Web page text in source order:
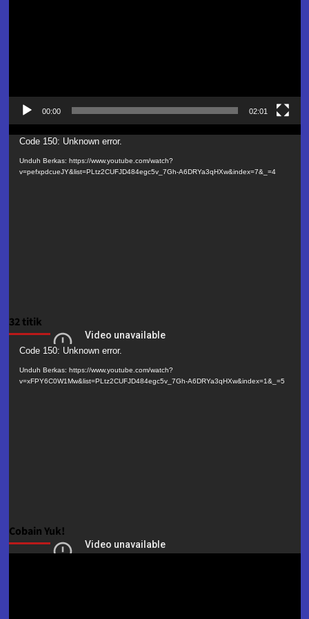
00:00 02:01
Pemutar
Video
Code 150: Unknown error.
Unduh Berkas: https://www.youtube.com/watch?
v=pefxpdcueJY&list=PLtz2CUFJD484egc5v_7Gh-A6DRYa3qHXw&index=7&_=4
32 titik
Pemutar
Video
Code 150: Unknown error.
Unduh Berkas: https://www.youtube.com/watch?
v=xFPY6C0W1Mw&list=PLtz2CUFJD484egc5v_7Gh-A6DRYa3qHXw&index=1&_=5
Cobain Yuk!